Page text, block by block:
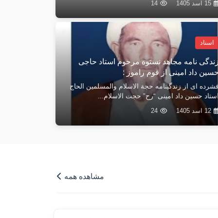
هوش مصنوعی در باره کتاب خاطرات انجنیر هادی
27
15 اسد 1405 14
اسناد
زندگی نامه مجاهد نستوه مرحوم استاد حاجی
حسین داد امینی از قوم راموز :
فشرده ای از زندگینامه حجة الاسلام والمسلمین الحاج
استاد حسین داد امینی “رح” حجت الاسلام...
12 اسد 1405
24
مشاهده همه